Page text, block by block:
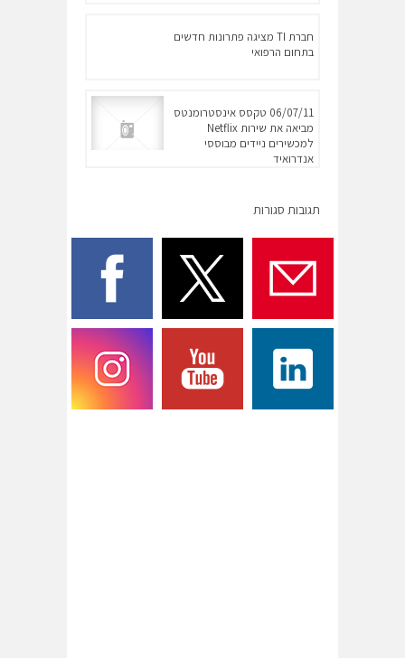
חברת TI מציגה פתרונות חדשים
בתחום הרפואי
06/07/11 טקסס אינסטרומנטס
מביאה את שירות Netflix
למכשירים ניידים מבוססי
אנדרואיד
תגובות סגורות